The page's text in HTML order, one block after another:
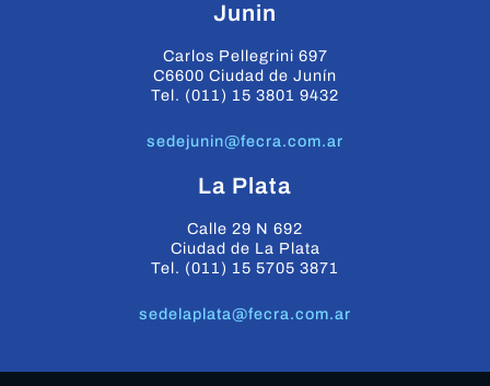
Junin
Carlos Pellegrini 697
C6600 Ciudad de Junín
Tel. (011) 15 3801 9432
sedejunin@fecra.com.ar
La Plata
Calle 29 N 692
Ciudad de La Plata
Tel. (011) 15 5705 3871
sedelaplata@fecra.com.ar